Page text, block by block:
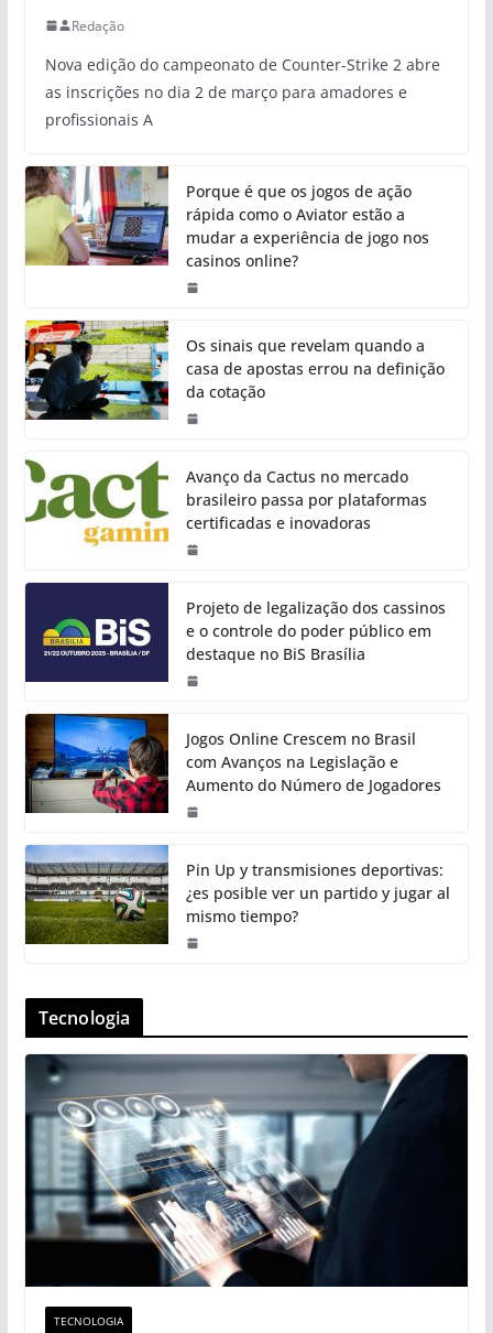
Redação
Nova edição do campeonato de Counter-Strike 2 abre
as inscrições no dia 2 de março para amadores e
profissionais A
Porque é que os jogos de ação
rápida como o Aviator estão a
mudar a experiência de jogo nos
casinos online?
Os sinais que revelam quando a
casa de apostas errou na definição
da cotação
Avanço da Cactus no mercado
brasileiro passa por plataformas
certificadas e inovadoras
Projeto de legalização dos cassinos
e o controle do poder público em
destaque no BiS Brasília
Jogos Online Crescem no Brasil
com Avanços na Legislação e
Aumento do Número de Jogadores
Pin Up y transmisiones deportivas:
¿es posible ver un partido y jugar al
mismo tiempo?
Tecnologia
TECNOLOGIA